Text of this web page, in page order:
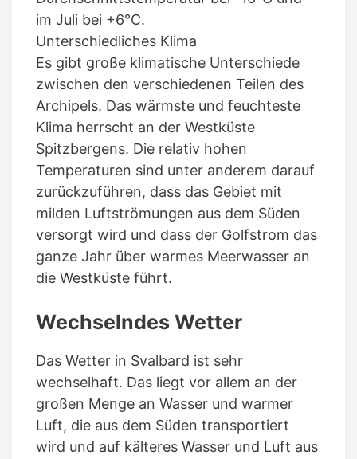
im Juli bei +6°C.
Unterschiedliches Klima
Es gibt große klimatische Unterschiede
zwischen den verschiedenen Teilen des
Archipels. Das wärmste und feuchteste
Klima herrscht an der Westküste
Spitzbergens. Die relativ hohen
Temperaturen sind unter anderem darauf
zurückzuführen, dass das Gebiet mit
milden Luftströmungen aus dem Süden
versorgt wird und dass der Golfstrom das
ganze Jahr über warmes Meerwasser an
die Westküste führt.
Wechselndes Wetter
Das Wetter in Svalbard ist sehr
wechselhaft. Das liegt vor allem an der
großen Menge an Wasser und warmer
Luft, die aus dem Süden transportiert
wird und auf kälteres Wasser und Luft aus